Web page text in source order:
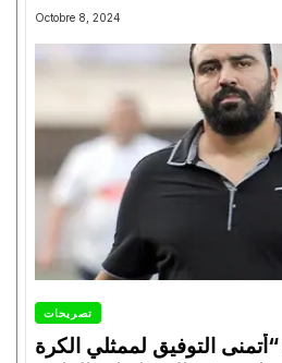
Octobre 8, 2024
تصريحات
التوفيق لممثلي الكرة